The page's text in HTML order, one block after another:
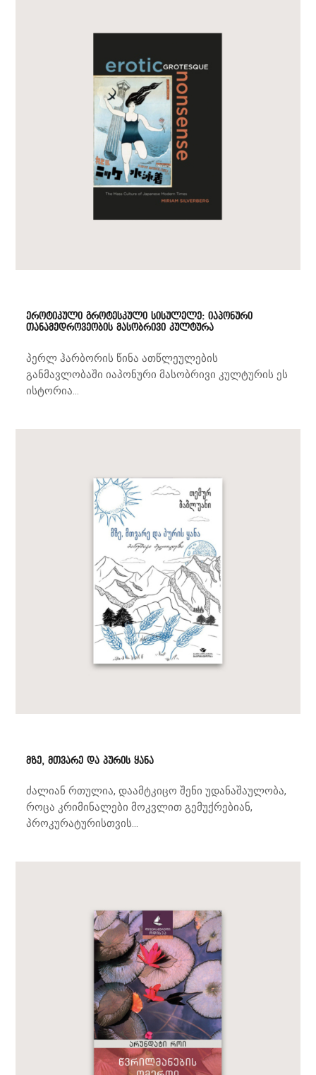
ეროტიკული გროტესკული სისულელე: იაპონური
თანამედროვეობის მასობრივი კულტურა
პერლ ჰარბორის წინა ათწლეულების
განმავლობაში იაპონური მასობრივი კულტურის ეს
ისტორია...
მზე, მთვარე და პურის ყანა
ძალიან რთულია, დაამტკიცო შენი უდანაშაულობა,
როცა კრიმინალები მოკვლით გემუქრებიან,
პროკურატურისთვის...